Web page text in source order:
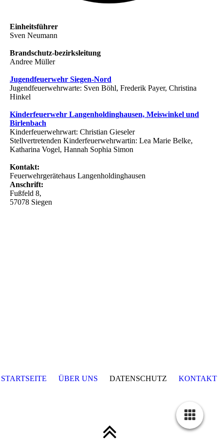
Einheitsführer
Sven Neumann
Brandschutz-bezirksleitung
Andree Müller
Jugendfeuerwehr Siegen-Nord
Jugendfeuerwehrwarte: Sven Böhl, Frederik Payer, Christina
Hinkel
Kinderfeuerwehr Langenholdinghausen, Meiswinkel und
Birlenbach
Kinderfeuerwehrwart: Christian Gieseler
Stellvertretenden Kinderfeuerwehrwartin: Lea Marie Belke,
Katharina Vogel, Hannah Sophia Simon
Kontakt:
Feuerwehrgerätehaus Langenholdinghausen
Anschrift:
Fußfeld 8,
57078 Siegen
STARTSEITE ÜBER UNS DATENSCHUTZ KONTAKT